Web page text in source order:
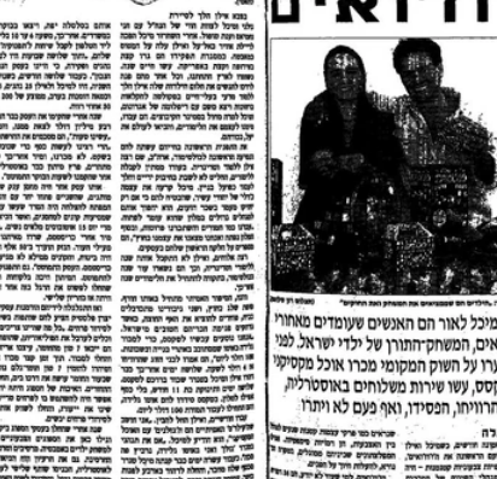
Cliquer pour agrandir